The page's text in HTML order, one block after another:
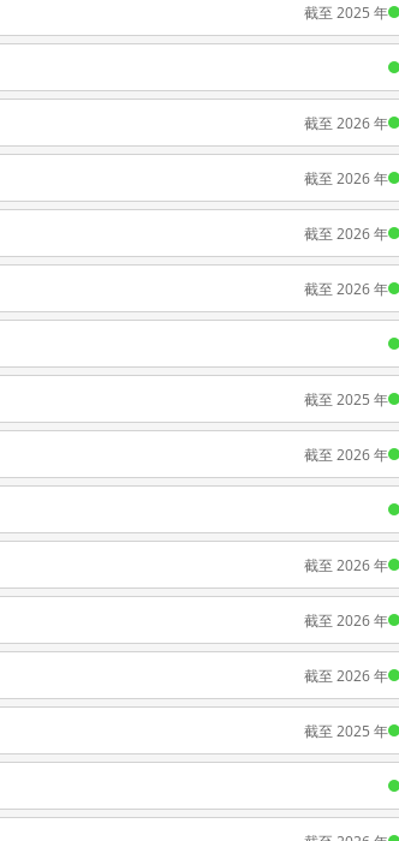
截至 2025 年
截至 2026 年
截至 2026 年
截至 2026 年
截至 2026 年
截至 2025 年
截至 2026 年
截至 2026 年
截至 2026 年
截至 2026 年
截至 2025 年